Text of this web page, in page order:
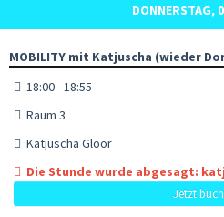
DONNERSTAG,
MOBILITY mit Katjuscha (wieder
18:00 - 18:55
Raum 3
Katjuscha Gloor
Die Stunde wurde abgesagt:
Jetzt